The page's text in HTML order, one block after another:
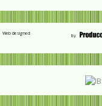
Web designed